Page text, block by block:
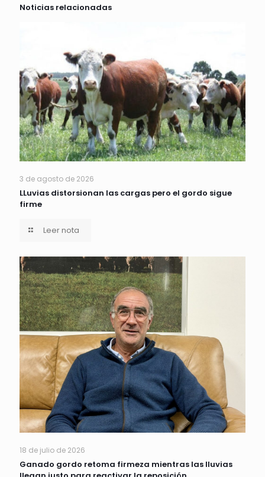
Noticias relacionadas
3 de agosto de 2026
LLuvias distorsionan las cargas pero el gordo sigue
firme
Leer nota
18 de julio de 2026
Ganado gordo retoma firmeza mientras las lluvias